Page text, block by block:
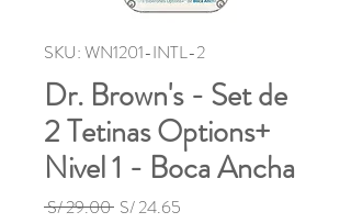
SKU: WN1201-INTL-2
Dr. Brown's - Set de
2 Tetinas Options+
Nivel 1 - Boca Ancha
S/ 29.00 Precio
S/ 24.65